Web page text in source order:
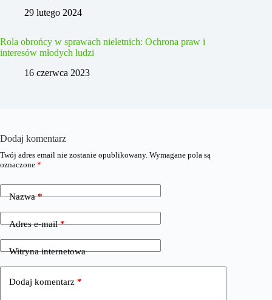
29 lutego 2024
Rola obrońcy w sprawach nieletnich: Ochrona praw i
interesów młodych ludzi
16 czerwca 2023
Dodaj komentarz
Twój adres email nie zostanie opublikowany. Wymagane pola są
oznaczone *
Nazwa*
Adres e-mail*
Witryna internetowa
Dodaj komentarz *